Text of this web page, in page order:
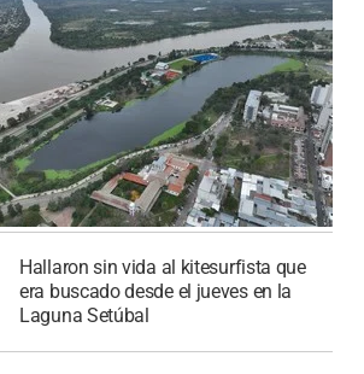
Hallaron sin vida al kitesurfista que
era buscado desde el jueves en la
Laguna Setúbal